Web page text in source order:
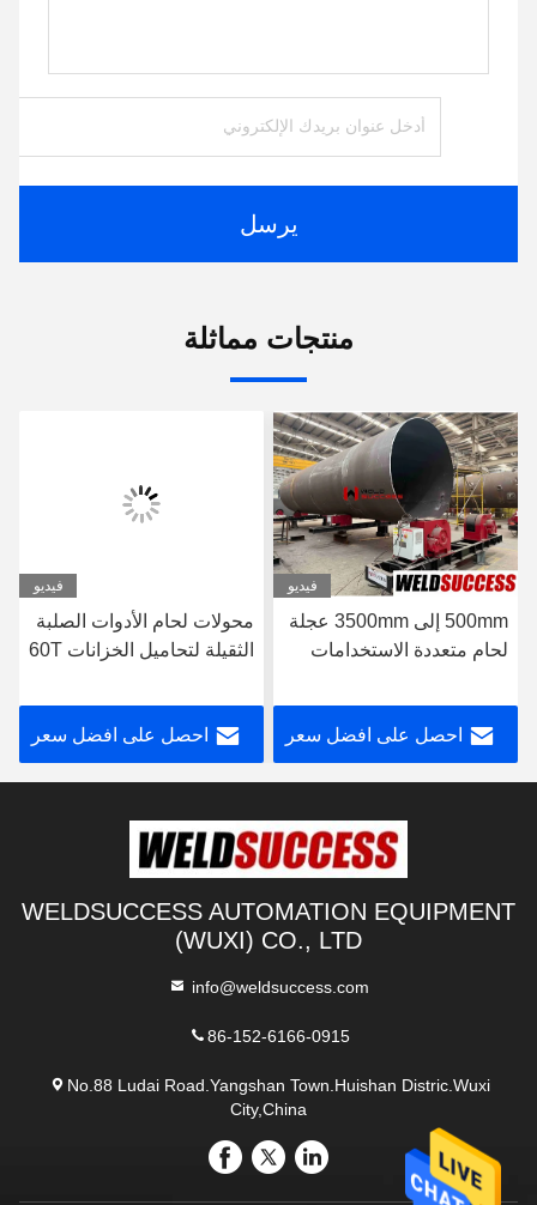
يرسل
منتجات مماثلة
فيديو
500mm إلى 3500mm عجلة
لحام متعددة الاستخدامات
احصل على افضل سعر
فيديو
محولات لحام الأدوات الصلبة
الثقيلة لتحاميل الخزانات 60T
احصل على افضل سعر
WELDSUCCESS AUTOMATION EQUIPMENT
(WUXI) CO., LTD
info@weldsuccess.com
86-152-6166-0915
No.88 Ludai Road.Yangshan Town.Huishan Distric.Wuxi
City,China